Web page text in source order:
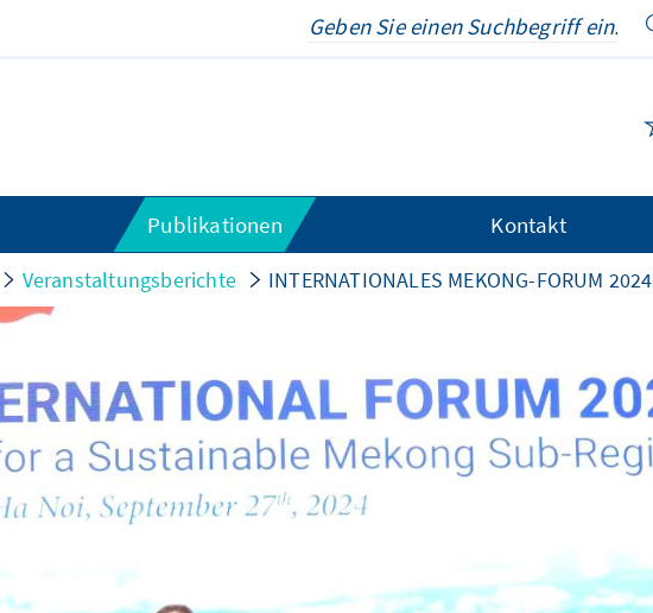
Publikationen Kontakt
Veranstaltungsberichte INTERNATIONALES MEKONG-FORUM 2024